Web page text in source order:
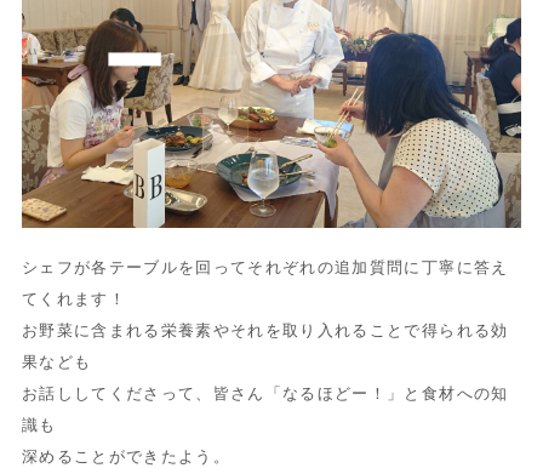
シェフが各テーブルを回ってそれぞれの追加質問に丁寧に答え
てくれます！
お野菜に含まれる栄養素やそれを取り入れることで得られる効
果なども
お話ししてくださって、皆さん「なるほどー！」と食材への知
識も
深めることができたよう。